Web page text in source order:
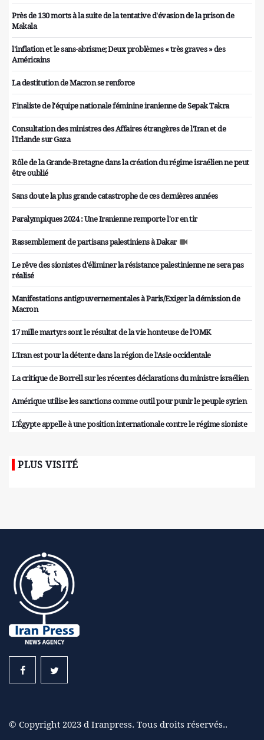
Près de 130 morts à la suite de la tentative d'évasion de la prison de
Makala
l'inflation et le sans-abrisme; Deux problèmes « très graves » des
Américains
La destitution de Macron se renforce
Finaliste de l'équipe nationale féminine iranienne de Sepak Takra
Consultation des ministres des Affaires étrangères de l'Iran et de
l'Irlande sur Gaza
Rôle de la Grande-Bretagne dans la création du régime israélien ne peut
être oublié
Sans doute la plus grande catastrophe de ces dernières années
Paralympiques 2024 : Une Iranienne remporte l'or en tir
Rassemblement de partisans palestiniens à Dakar
Le rêve des sionistes d'éliminer la résistance palestinienne ne sera pas
réalisé
Manifestations antigouvernementales à Paris/Exiger la démission de
Macron
17 mille martyrs sont le résultat de la vie honteuse de l’OMK
L'Iran est pour la détente dans la région de l'Asie occidentale
La critique de Borrell sur les récentes déclarations du ministre israélien
Amérique utilise les sanctions comme outil pour punir le peuple syrien
L'Égypte appelle à une position internationale contre le régime sioniste
PLUS VISITÉ
© Copyright 2023 d Iranpress. Tous droits réservés..